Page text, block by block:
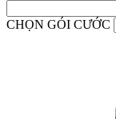
CHỌN GÓI CƯỚC